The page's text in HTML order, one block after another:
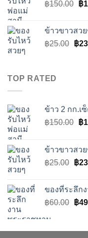
฿150.00
฿
฿
ข้าวขาวสวย
฿25.00 ฿
TOP RATED
ข้าว 2 กก.เ
฿150.00
฿
฿
ข้าวขาวสวย
฿25.00
฿
฿
ของที่ระลึก
฿60.00
฿
฿